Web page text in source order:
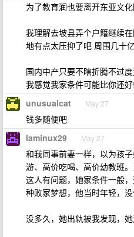
为了教育润也要离开东亚文
我理解去坡县弄个户籍继续
地有点太压抑了吧 周围几十
国内中产只要不瞎折腾不过
我感觉我家条件可能比你还
unusualcat May 27
钱多随便吧
laminux29 May 27
和我同事前妻一样，以为孩
游、高价吃喝、高价幼教班
这人有问题，她家条件一般
种败家梦想，他当时年轻，没
没多久，她出轨被我发现，她